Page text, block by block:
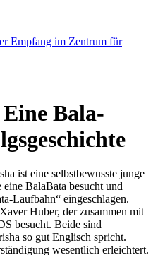
Empfang im Zentrum für
Bala-
ist eine selbstbewusste junge
BalaBata besucht und
Laufbahn“ eingeschlagen.
Huber, der zusammen mit
besucht. Beide sind
so gut Englisch spricht.
wesentlich erleichtert.